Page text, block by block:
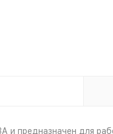
и предназначен для